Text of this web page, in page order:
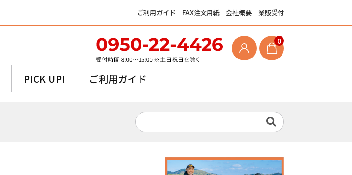
ご利用ガイド FAX注文用紙 会社概要 業販受付
0
PICK UP! ご利用ガイド